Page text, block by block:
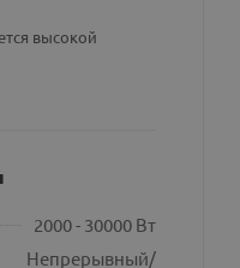
высокой
2000 - 30000 Вт
Непрерывный/